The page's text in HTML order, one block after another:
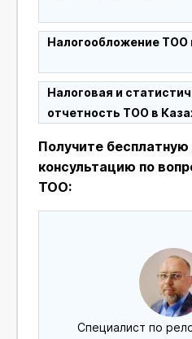
Налогообложение ТОО
Налоговая и
отчетность ТОО в
Получите
консультацию по
ТОО:
Специалист по